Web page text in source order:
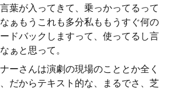
葉が入ってきて、乗っかってるって
ぁもうこれも多分私ももうすぐ何の
ドバックしますって、使ってるし言
ぁと思って。
ーさんは演劇の現場のこととか全く
だからテキスト的な、まるでさ、芝